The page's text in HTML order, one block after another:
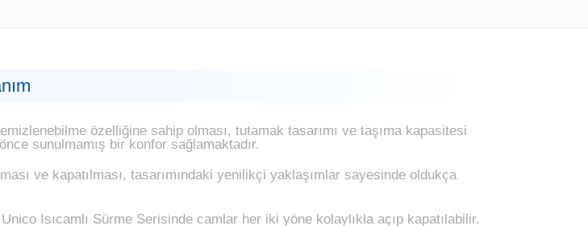
özelliğine sahip olması, tutamak tasarımı ve taşıma kapasitesi
sunulmamış bir konfor sağlamaktadır.
ve kapatılması, tasarımındaki yenilikçi yaklaşımlar sayesinde oldukça
Isıcamlı Sürme Serisinde camlar her iki yöne kolaylıkla açıp kapatılabilir.